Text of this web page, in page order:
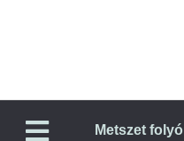
Metszet